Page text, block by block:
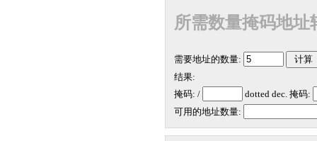
所需数量掩码地址
需要地址的数量:
结果:
掩码: /
dotted dec. 掩码:
可用的地址数量: